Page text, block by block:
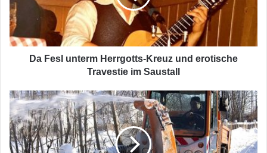
und
erotische
Travestie
im
SaustallDa Fesl unterm Herrgotts-Kreuz und erotische
Travestie im Saustall
An
Wochenenden
in
Gilching
Winterdienst